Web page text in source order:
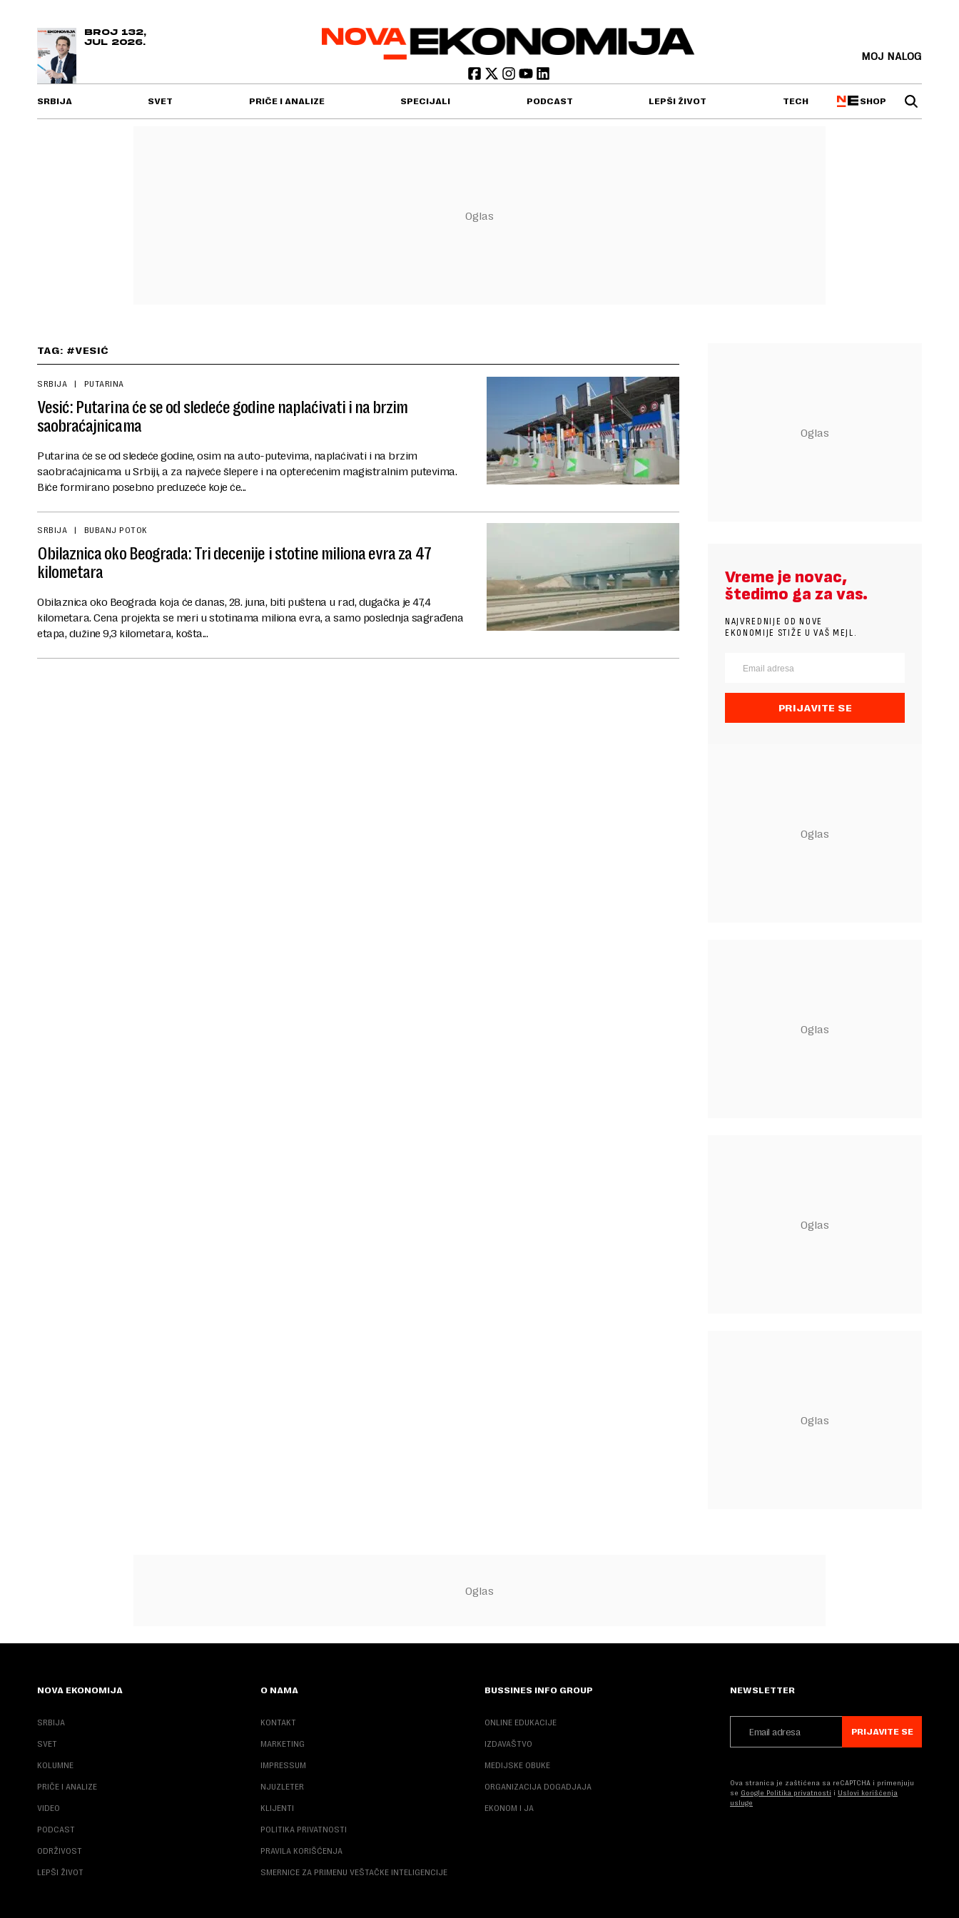
BROJ 132,
JUL 2026.
MOJ NALOG
SRBIJA SVET PRIČE I ANALIZE SPECIJALI PODCAST LEPŠI ŽIVOT TECH SHOP
TAG: #VESIĆ
SRBIJA PUTARINA
Vesić: Putarina će se od sledeće godine naplaćivati i na brzim
saobraćajnicama
Putarina će se od sledeće godine, osim na auto-putevima, naplaćivati i na brzim
saobraćajnicama u Srbiji, a za najveće šlepere i na opterećenim magistralnim putevima.
Biće formirano posebno preduzeće koje će...
SRBIJA BUBANJ POTOK
Obilaznica oko Beograda: Tri decenije i stotine miliona evra za 47
kilometara
Obilaznica oko Beograda koja će danas, 28. juna, biti puštena u rad, dugačka je 47,4
kilometara. Cena projekta se meri u stotinama miliona evra, a samo poslednja sagrađena
etapa, dužine 9,3 kilometara, košta...
Vreme je novac,
štedimo ga za vas.
NAJVREDNIJE OD NOVE
EKONOMIJE STIŽE U VAŠ MEJL.
PRIJAVITE SE
NOVA EKONOMIJA
SRBIJA
SVET
KOLUMNE
PRIČE I ANALIZE
VIDEO
PODCAST
ODRŽIVOST
LEPŠI ŽIVOT
O NAMA
KONTAKT
MARKETING
IMPRESSUM
NJUZLETER
KLIJENTI
POLITIKA PRIVATNOSTI
PRAVILA KORIŠĆENJA
SMERNICE ZA PRIMENU VEŠTAČKE INTELIGENCIJE
BUSSINES INFO GROUP
ONLINE EDUKACIJE
IZDAVAŠTVO
MEDIJSKE OBUKE
ORGANIZACIJA DOGADJAJA
EKONOM I JA
NEWSLETTER
PRIJAVITE SE
Ova stranica je zaštićena sa reCAPTCHA i primenjuju
se Google Politika privatnosti i Uslovi korišćenja
usluge